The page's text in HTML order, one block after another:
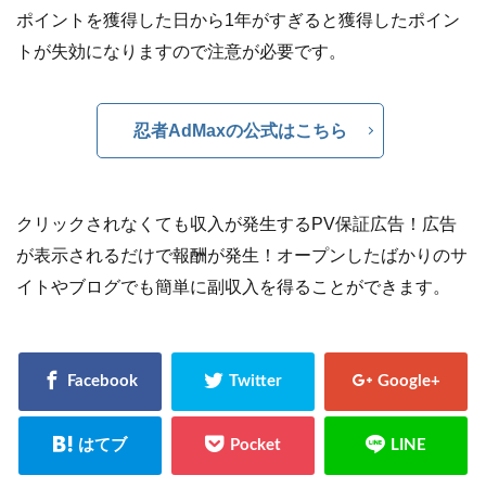
ポイントを獲得した日から1年がすぎると獲得したポイン
トが失効になりますので注意が必要です。
忍者AdMaxの公式はこちら
クリックされなくても収入が発生するPV保証広告！広告
が表示されるだけで報酬が発生！オープンしたばかりのサ
イトやブログでも簡単に副収入を得ることができます。